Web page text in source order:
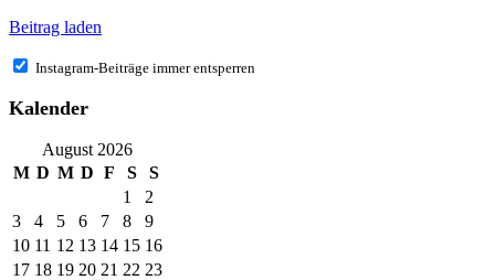
Beitrag laden
Instagram-Beiträge immer entsperren
Kalender
August 2026
M D M D F S
S
1
2
3
4 5 6 7 8
9
10 11 12 13 14 15 16
17 18 19 20 21 22 23